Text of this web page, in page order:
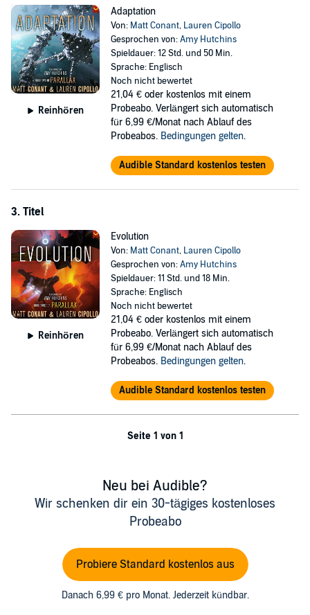
Reinhören
Adaptation
Von: Matt Conant, Lauren Cipollo
Gesprochen von:Amy Hutchins
Spieldauer: 12 Std. und 50 Min.
Sprache: Englisch
Noch nicht bewertet
21,04 € oder kostenlos mit einem
Probeabo. Verlängert sich automatisch
für 6,99 €/Monat nach Ablauf des
Probeabos. Bedingungen gelten.
Audible Standard kostenlos testen
3. Titel
Reinhören
Evolution
Von: Matt Conant, Lauren Cipollo
Gesprochen von:Amy Hutchins
Spieldauer: 11 Std. und 18 Min.
Sprache: Englisch
Noch nicht bewertet
21,04 € oder kostenlos mit einem
Probeabo. Verlängert sich automatisch
für 6,99 €/Monat nach Ablauf des
Probeabos. Bedingungen gelten.
Audible Standard kostenlos testen
Seite 1 von 1
Neu bei Audible?
Wir schenken dir ein 30-tägiges kostenloses
Probeabo
Probiere Standard kostenlos aus
Danach 6,99 € pro Monat. Jederzeit kündbar.